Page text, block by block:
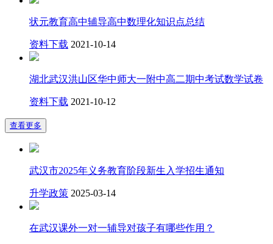
状元教育高中辅导高中数理化知识点总结
资料下载 2021-10-14
湖北武汉洪山区华中师大一附中高二期中考试数学试卷
资料下载 2021-10-12
查看更多
武汉市2025年义务教育阶段新生入学招生通知
升学政策 2025-03-14
在武汉课外一对一辅导对孩子有哪些作用？